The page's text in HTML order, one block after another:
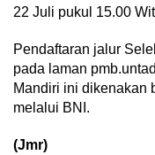
22 Juli pukul 15.00
Pendaftaran jalur
pada laman
Mandiri ini dikenakan
melalui BNI.
(Jmr)